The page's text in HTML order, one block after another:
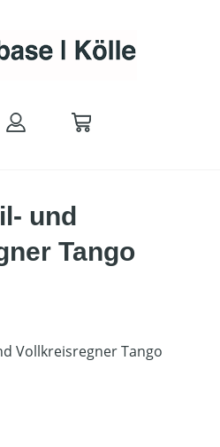
und
Tango